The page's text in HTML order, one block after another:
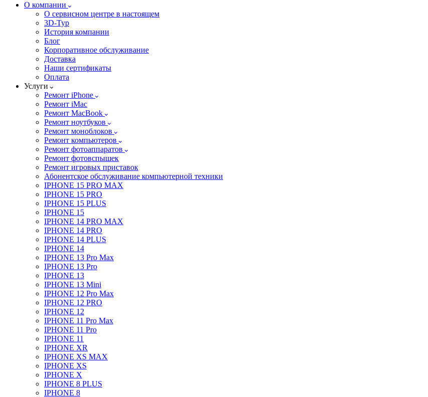
О компании
О сервисном центре в настоящем
3D-Тур
История компании
Блог
Корпоративное обслуживание
Доставка
Наши сертификаты
Оплата
Услуги
Ремонт iPhone
Ремонт iMac
Ремонт MacBook
Ремонт ноутбуков
Ремонт моноблоков
Ремонт компьютеров
Ремонт фотоаппаратов
Ремонт фотовспышек
Ремонт игровых приставок
Абонентское обслуживание компьютерной техники
IPHONE 15 PRO MAX
IPHONE 15 PRO
IPHONE 15 PLUS
IPHONE 15
IPHONE 14 PRO MAX
IPHONE 14 PRO
IPHONE 14 PLUS
IPHONE 14
IPHONE 13 Pro Max
IPHONE 13 Pro
IPHONE 13
IPHONE 13 Mini
IPHONE 12 Pro Max
IPHONE 12 PRO
IPHONE 12
IPHONE 11 Pro Max
IPHONE 11 Pro
IPHONE 11
IPHONE XR
IPHONE XS MAX
IPHONE XS
IPHONE X
IPHONE 8 PLUS
IPHONE 8